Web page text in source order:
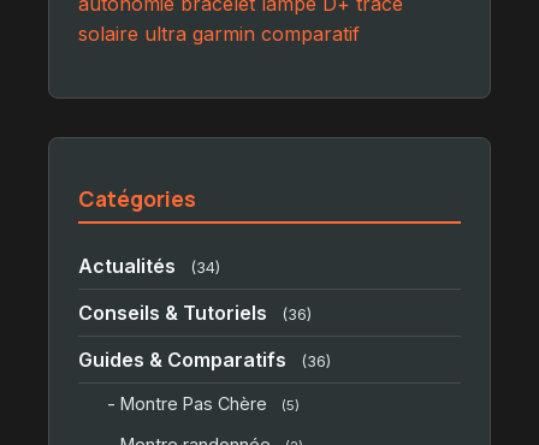
solaire ultra garmin comparatif
Catégories
Actualités (34)
Conseils & Tutoriels (36)
Guides & Comparatifs (36)
- Montre Pas Chère (5)